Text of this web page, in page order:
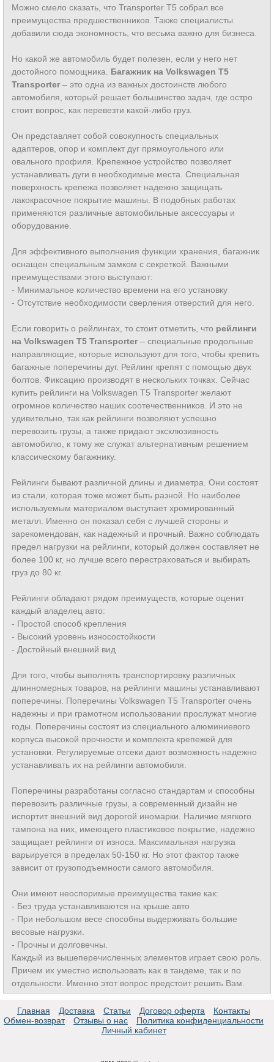
Можно смело сказать, что Transporter Т5 собрал все
преимущества предшественников. Также специалисты
добавили сюда экономность, что весьма важно для бизнеса.
Но какой же автомобиль будет полезен, если у него нет
достойного помощника. Багажник на Volkswagen T5
Transporter – это одна из важных достоинств любого
автомобиля, который решает большинство задач, где остро
стоит вопрос, как перевезти какой-либо груз.
Он представляет собой совокупность специальных
адаптеров, опор и комплект дуг прямоугольного или
овального профиля. Крепежное устройство позволяет
устанавливать дуги в необходимые места. Специальная
поверхность крепежа позволяет надежно защищать
лакокрасочное покрытие машины. В подобных работах
применяются различные автомобильные аксессуары и
оборудование.
Для эффективного выполнения функции хранения, багажник
оснащен специальным замком с секреткой. Важными
преимуществами этого выступают:
- Минимальное количество времени на его установку
- Отсутствие необходимости сверления отверстий для него.
Если говорить о рейлингах, то стоит отметить, что рейлинги
на Volkswagen T5 Transporter – специальные продольные
направляющие, которые используют для того, чтобы крепить
багажные поперечины дуг. Рейлинг крепят с помощью двух
болтов. Фиксацию производят в нескольких точках. Сейчас
купить рейлинги на Volkswagen T5 Transporter желают
огромное количество наших соотечественников. И это не
удивительно, так как рейлинги позволяют успешно
перевозить грузы, а также придают эксклюзивность
автомобилю, к тому же служат альтернативным решением
классическому багажнику.
Рейлинги бывают различной длины и диаметра. Они состоят
из стали, которая тоже может быть разной. Но наиболее
используемым материалом выступает хромированный
металл. Именно он показал себя с лучшей стороны и
зарекомендован, как надежный и прочный. Важно соблюдать
предел нагрузки на рейлинги, который должен составляет не
более 100 кг, но лучше всего перестраховаться и выбирать
груз до 80 кг.
Рейлинги обладают рядом преимуществ, которые оценит
каждый владелец авто:
- Простой способ крепления
- Высокий уровень износостойкости
- Достойный внешний вид
Для того, чтобы выполнять транспортировку различных
длинномерных товаров, на рейлинги машины устанавливают
поперечины. Поперечины Volkswagen T5 Transporter очень
надежны и при грамотном использовании прослужат многие
годы. Поперечины состоят из специального алюминиевого
корпуса высокой прочности и комплекта крепежей для
установки. Регулируемые отсеки дают возможность надежно
устанавливать их на рейлинги автомобиля.
Поперечины разработаны согласно стандартам и способны
перевозить различные грузы, а современный дизайн не
испортит внешний вид дорогой иномарки. Наличие мягкого
тампона на них, имеющего пластиковое покрытие, надежно
защищает рейлинги от износа. Максимальная нагрузка
варьируется в пределах 50-150 кг. Но этот фактор также
зависит от грузоподъемности самого автомобиля.
Они имеют неоспоримые преимущества такие как:
- Без труда устанавливаются на крыше авто
- При небольшом весе способны выдерживать большие
весовые нагрузки.
- Прочны и долговечны.
Каждый из вышеперечисленных элементов играет свою роль.
Причем их уместно использовать как в тандеме, так и по
отдельности. Именно этот вопрос предстоит решить Вам.
Главная Доставка Статьи Договор оферта
Контакты
Обмен-возврат
Отзывы о нас
Политика конфиденциальности
Личный кабинет